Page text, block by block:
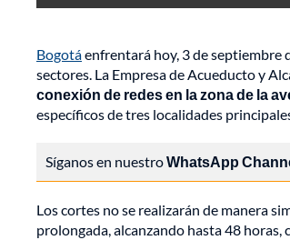
Bogotáenfrentará hoy, 3 de septiembre
sectores. La Empresa de Acueducto y
conexión de redes en la zona de la
específicos de tres localidades
Síganos en nuestroWhatsApp
Los cortes no se realizarán de manera
prolongada, alcanzando hasta 48